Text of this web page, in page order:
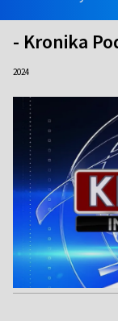
- Kronika
2024